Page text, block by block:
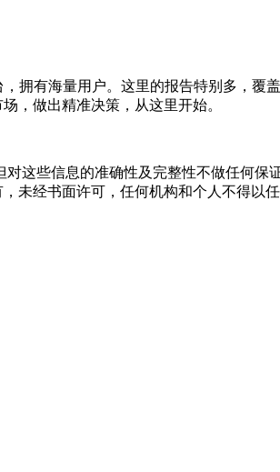
拥有海量用户。这里的报告特别多，覆
，做出精准决策，从这里开始。
这些信息的准确性及完整性不做任何保
未经书面许可，任何机构和个人不得以